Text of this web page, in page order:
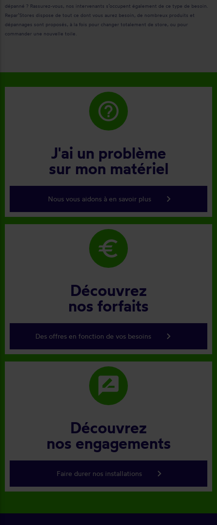
dépanné ? Rassurez-vous, nos intervenants s’occupent également de ce type de besoin.
Repar’Stores dispose de tout ce dont vous aurez besoin, de nombreux produits et
dépannages sont proposés, à la fois pour changer totalement de store, ou pour
commander une nouvelle toile.
help_outline
J'ai un problème
sur mon matériel
Nous vous aidons à en savoir plus keyboard_arrow_right
euro
Découvrez
nos forfaits
Des offres en fonction de vos besoins keyboard_arrow_right
rate_review
Découvrez
nos engagements
Faire durer nos installations keyboard_arrow_right